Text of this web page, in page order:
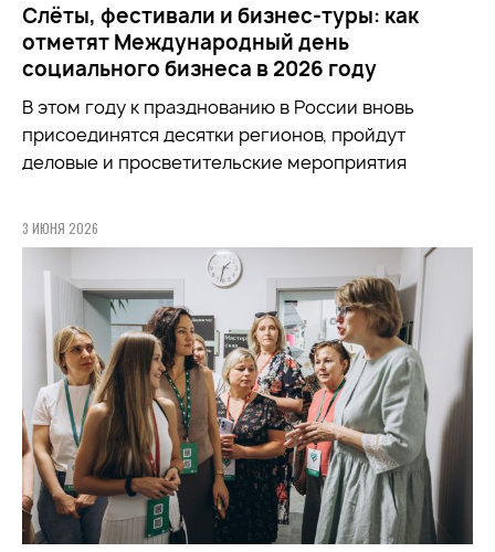
Слёты, фестивали и бизнес-туры: как
отметят Международный день
социального бизнеса в 2026 году
В этом году к празднованию в России вновь
присоединятся десятки регионов, пройдут
деловые и просветительские мероприятия
3 ИЮНЯ 2026